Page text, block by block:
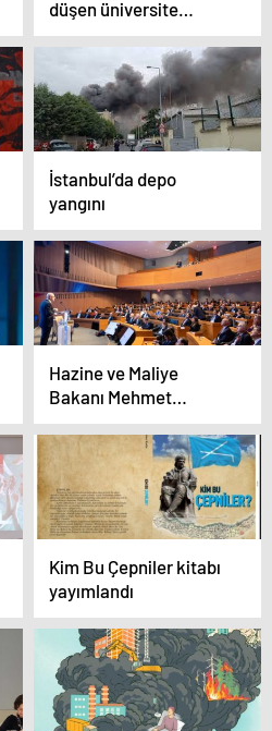
düşen üniversite
öğrencisi yaşamını
İstanbul’da depo
yangını
Hazine ve Maliye
Bakanı Mehmet
Şimşek, ABD ziyaretini
değerlendirdi
Kim Bu Çepniler kitabı
yayımlandı